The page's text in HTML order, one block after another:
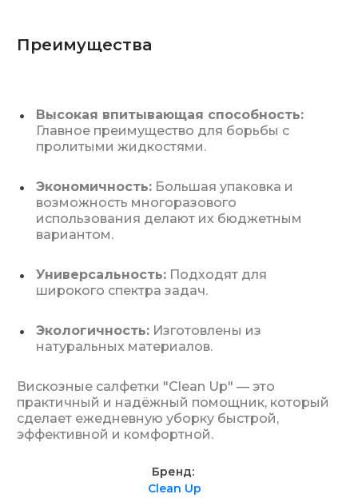
Преимущества
Высокая впитывающая способность:
Главное преимущество для борьбы с
пролитыми жидкостями.
Экономичность: Большая упаковка и
возможность многоразового
использования делают их бюджетным
вариантом.
Универсальность: Подходят для
широкого спектра задач.
Экологичность: Изготовлены из
натуральных материалов.
Вискозные салфетки "Clean Up" — это
практичный и надёжный помощник, который
сделает ежедневную уборку быстрой,
эффективной и комфортной.
Бренд
Clean Up